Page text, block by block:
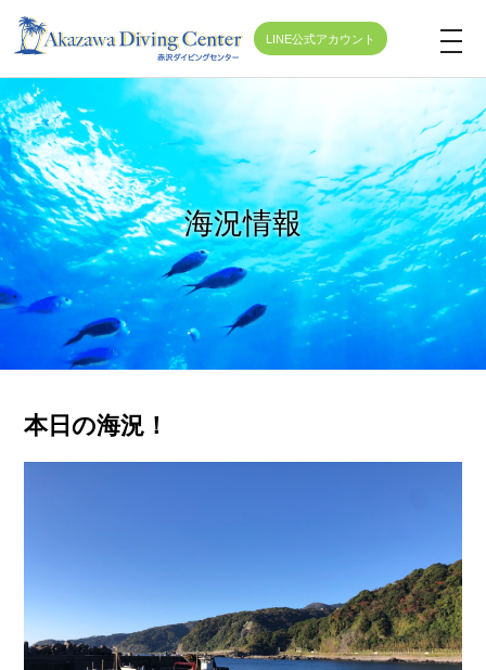
LINE公式アカウント
t
o
g
e
n
a
v
o
海況情報
本日の海況！